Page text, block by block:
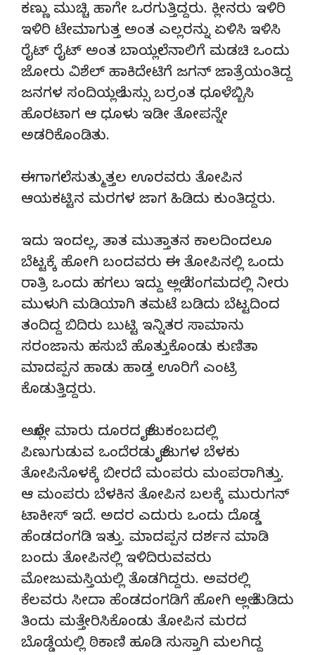
ಕಣ್ಣು ಮುಚ್ಚಿ ಹಾಗೇ ಒರಗುತ್ತಿದ್ದರು. ಕ್ಲೀನರು ಇಳಿರಿ
ಇಳಿರಿ ಟೇಮಾಗುತ್ತ ಅಂತ ಎಲ್ಲರನ್ನು ಏಳಿಸಿ ಇಳಿಸಿ
ರೈಟ್ ರೈಟ್ ಅಂತ ಬಾಯಲ್ಲೇ ನಾಲಿಗೆ ಮಡಚಿ ಒಂದು
ಜೋರು ವಿಶೆಲ್ ಹಾಕಿದೇಟಿಗೆ ಜಗನ್ ಜಾತ್ರೆಯಂತಿದ್ದ
ಜನಗಳ ಸಂದಿಯಲ್ಲೆ ಬಸ್ಸು ಬರ‌್ರಂತ ಧೂಳೆಬ್ಬಿಸಿ
ಹೊರಟಾಗ ಆ ಧೂಳು ಇಡೀ ತೋಪನ್ನೇ
ಅಡರಿಕೊಂಡಿತು.
ಈಗಾಗಲೇ ಸುತ್ಮುತ್ತಲ ಊರವರು ತೋಪಿನ
ಆಯಕಟ್ಟಿನ ಮರಗಳ ಜಾಗ ಹಿಡಿದು ಕುಂತಿದ್ದರು.
ಇದು ಇಂದಲ್ಲ, ತಾತ ಮುತ್ತಾತನ ಕಾಲದಿಂದಲೂ
ಬೆಟ್ಟಕ್ಕೆ ಹೋಗಿ ಬಂದವರು ಈ ತೋಪಿನಲ್ಲಿ ಒಂದು
ರಾತ್ರಿ ಒಂದು ಹಗಲು ಇದ್ದು ಅಲ್ಲೆ ಸಂಗಮದಲ್ಲಿ ನೀರು
ಮುಳುಗಿ ಮಡಿಯಾಗಿ ತಮಟೆ ಬಡಿದು ಬೆಟ್ಟದಿಂದ
ತಂದಿದ್ದ ಬಿದಿರು ಬುಟ್ಟಿ ಇನ್ನಿತರ ಸಾಮಾನು
ಸರಂಜಾನು ಹಸುಬೆ ಹೊತ್ತುಕೊಂಡು ಕುಣಿತಾ
ಮಾದಪ್ಪನ ಹಾಡು ಹಾಡ್ತ ಊರಿಗೆ ಎಂಟ್ರಿ
ಕೊಡುತ್ತಿದ್ದರು.
ಅಲ್ಲೋ ಮಾರು ದೂರದ ಲೈಟುಕಂಬದಲ್ಲಿ
ಪಿಣುಗುಡುವ ಒಂದೆರಡು ಲೈಟುಗಳ ಬೆಳಕು
ತೋಪಿನೊಳಕ್ಕೆ ಬೀರದೆ ಮಂಪರು ಮಂಪರಾಗಿತ್ತು.
ಆ ಮಂಪರು ಬೆಳಕಿನ ತೋಪಿನ ಬಲಕ್ಕೆ ಮುರುಗನ್
ಟಾಕೀಸ್ ಇದೆ. ಅದರ ಎದುರು ಒಂದು ದೊಡ್ಡ
ಹೆಂಡದಂಗಡಿ ಇತ್ತು. ಮಾದಪ್ಪನ ದರ್ಶನ ಮಾಡಿ
ಬಂದು ತೋಪಿನಲ್ಲಿ ಇಳಿದಿರುವವರು
ಮೋಜುಮಸ್ತಿಯಲ್ಲಿ ತೊಡಗಿದ್ದರು. ಅವರಲ್ಲಿ
ಕೆಲವರು ಸೀದಾ ಹೆಂಡದಂಗಡಿಗೆ ಹೋಗಿ ಅಲ್ಲೆ ಕುಡಿದು
ತಿಂದು ಮತ್ತೇರಿಸಿಕೊಂಡು ತೋಪಿನ ಮರದ
ಬೊಡ್ಡೆಯಲ್ಲಿ ಠಿಕಾಣಿ ಹೂಡಿ ಸುಸ್ತಾಗಿ ಮಲಗಿದ್ದ